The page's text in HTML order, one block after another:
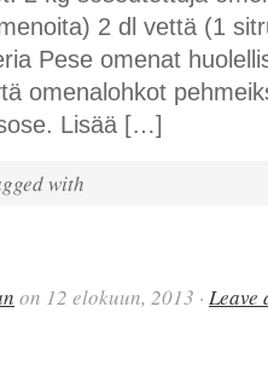
2 dl vettä (1
Pese omenat
omenalohkot
Lisää […]
with
on 12 elokuun, 2013 · Leave